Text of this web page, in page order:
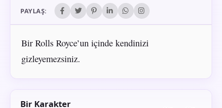
PAYLAŞ:
Bir Rolls Royce’un içinde kendinizi
gizleyemezsiniz.
Bir Karakter